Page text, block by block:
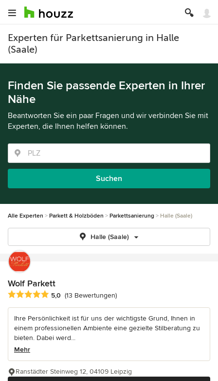
Experten für Parkettsanierung in Halle
(Saale)
Finden Sie passende Experten in Ihrer
Nähe
Beantworten Sie ein paar Fragen und wir verbinden Sie mit
Experten, die Ihnen helfen können.
Suchen
Alle Experten Parkett & Holzböden Parkettsanierung Halle (Saale)
Halle (Saale)
Wolf Parkett
Durchschnittliche Bewertung: 5 von 5 Sternen
5,0 (13 Bewertungen)
Ihre Persönlichkeit ist für uns der wichtigste Grund, Ihnen in
einem professionellen Ambiente eine gezielte Stilberatung zu
bieten. Dabei werd...
Mehr
Ranstädter Steinweg 12, 04109 Leipzig